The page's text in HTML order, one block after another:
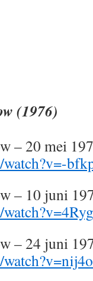
(1976)
– 20 mei
– 10 juni
– 24 juni